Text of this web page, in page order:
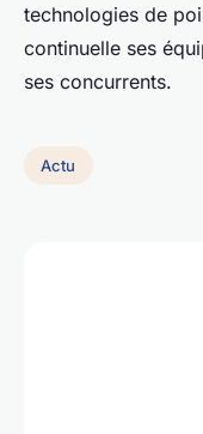
technologies de
continuelle ses
ses concurrents.
Actu